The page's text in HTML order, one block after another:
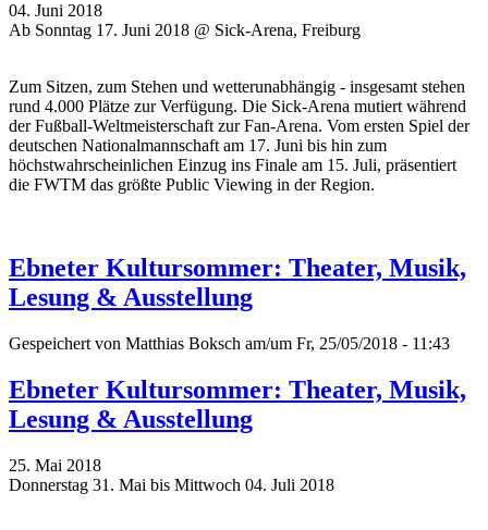
04. Juni 2018
Ab Sonntag 17. Juni 2018 @ Sick-Arena, Freiburg
Zum Sitzen, zum Stehen und wetterunabhängig - insgesamt stehen
rund 4.000 Plätze zur Verfügung. Die Sick-Arena mutiert während
der Fußball-Weltmeisterschaft zur Fan-Arena. Vom ersten Spiel der
deutschen Nationalmannschaft am 17. Juni bis hin zum
höchstwahrscheinlichen Einzug ins Finale am 15. Juli, präsentiert
die FWTM das größte Public Viewing in der Region.
Ebneter Kultursommer: Theater, Musik,
Lesung & Ausstellung
Gespeichert von Matthias Boksch am/um Fr, 25/05/2018 - 11:43
Ebneter Kultursommer: Theater, Musik,
Lesung & Ausstellung
25. Mai 2018
Donnerstag 31. Mai bis Mittwoch 04. Juli 2018